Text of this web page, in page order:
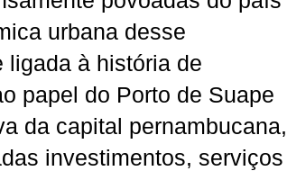
urbana desse
ligada à história de
papel do Porto de Suape
da capital pernambucana,
investimentos, serviços